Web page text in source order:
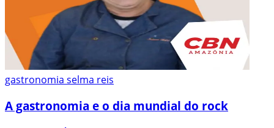
gastronomia selma reis
A gastronomia e o dia mundial do rock